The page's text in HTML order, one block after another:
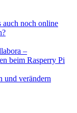
auch noch online
–
beim Rasperry Pi
und verändern